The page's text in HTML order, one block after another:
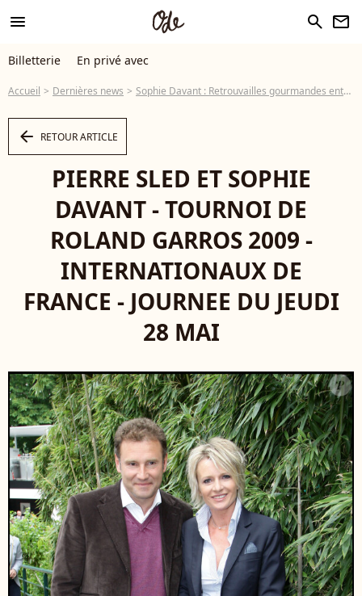
menu search newsletter
Billetterie En privé avec
Accueil Dernières news Sophie Davant : Retrouvailles gourmandes entre son célèbre ex et leur fille Valentine, cette vidéo va vous donner envie !
arrow_left RETOUR ARTICLE
PIERRE SLED ET SOPHIE
DAVANT - TOURNOI DE
ROLAND GARROS 2009 -
INTERNATIONAUX DE
FRANCE - JOURNEE DU JEUDI
28 MAI